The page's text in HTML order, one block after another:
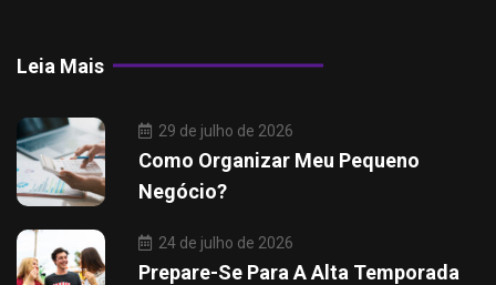
Leia Mais
29 de julho de 2026
Como Organizar Meu Pequeno
Negócio?
24 de julho de 2026
Prepare-Se Para A Alta Temporada